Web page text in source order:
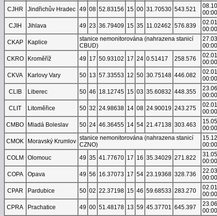
CJHR
Jindřichův Hradec 49 08 52.83156 15 00 31.70530 543.521
00:00
CJIH
Jihlava 49 23 36.79409 15 35 11.02462 576.839
00:00
CKAP
Kaplice
stanice nemonitorována (nahrazena stanicí
CBUD)
00:00
CKRO
Kroměříž 49 17 50.93102 17 24 0.51417 258.576
00:00
CKVA
Karlovy Vary 50 13 57.33553 12 50 30.75148 446.082
00:00
CLIB
Liberec 50 46 18.12745 15 03 35.60832 448.355
00:00
CLIT
Litoměřice 50 32 24.98638 14 08 24.90019 243.275
00:00
CMBO
Mladá Boleslav 50 24 46.36455 14 54 21.47138 303.463
00:00
CMOK
Moravský Krumlov stanice nemonitorována (nahrazena stanicí
CZNO)
00:00
COLM
Olomouc 49 35 41.77670 17 16 35.34029 271.822
00:00
COPA
Opava 49 56 16.37073 17 54 23.19368 328.736
00:00
CPAR
Pardubice 50 02 22.37198 15 46 59.68533 283.270
00:00
CPRA
Prachatice 49 00 51.48178 13 59 45.37701 645.397
00:00